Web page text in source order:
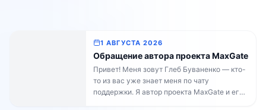
1 АВГУСТА 2026
Обращение автора проекта MaxGate
Привет! Меня зовут Глеб Буваненко — кто-
то из вас уже знает меня по чату
поддержки. Я автор проекта MaxGate и его